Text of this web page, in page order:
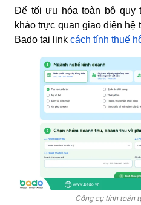
Để tối ưu hóa toàn bộ quy
khảo trực quan giao diện hệ
Bado tại link cách tính thuế
Công cụ tính toán